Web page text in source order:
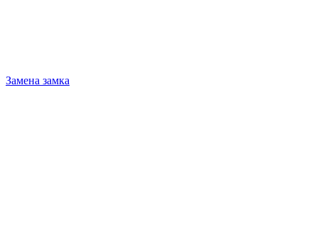
Замена замка